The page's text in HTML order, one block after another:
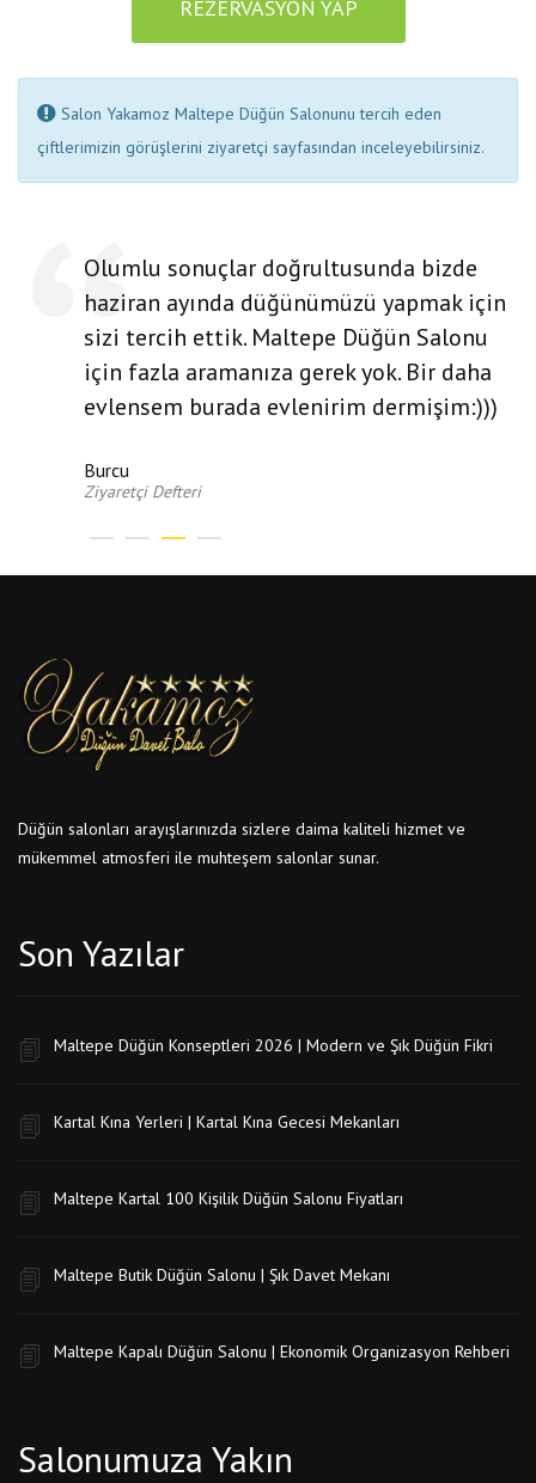
REZERVASYON YAP
Salon Yakamoz Maltepe Düğün Salonunu tercih eden
çiftlerimizin görüşlerini ziyaretçi sayfasından inceleyebilirsiniz.
Olumlu sonuçlar doğrultusunda bizde
haziran ayında düğünümüzü yapmak için
sizi tercih ettik. Maltepe Düğün Salonu
için fazla aramanıza gerek yok. Bir daha
evlensem burada evlenirim dermişim:)))
Burcu
Ziyaretçi Defteri
Düğün salonları arayışlarınızda sizlere daima kaliteli hizmet ve
mükemmel atmosferi ile muhteşem salonlar sunar.
Son Yazılar
Maltepe Düğün Konseptleri 2026 | Modern ve Şık Düğün Fikri
Kartal Kına Yerleri | Kartal Kına Gecesi Mekanları
Maltepe Kartal 100 Kişilik Düğün Salonu Fiyatları
Maltepe Butik Düğün Salonu | Şık Davet Mekanı
Maltepe Kapalı Düğün Salonu | Ekonomik Organizasyon Rehberi
Salonumuza Yakın